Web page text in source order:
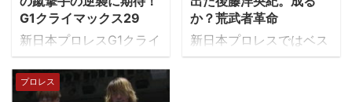
が、それを僕の個人の感
想とともに紹介しよう。
KENTAと内藤はここから
始まった 言わずもながら
1.5東京ドームのメインで
た。 【無料で読めま
す！】 メイ社長コラム
『ハロルドの部屋』更
G1クライマックス29
新日本プロレスG1クライ
マックスが遂にアメリカ
で開催された。 「真夏の
最強戦士決定戦」の名に
か？荒武者革命
新日本プロレスではベス
ト・オブ・ザ・スーパー
プロレス